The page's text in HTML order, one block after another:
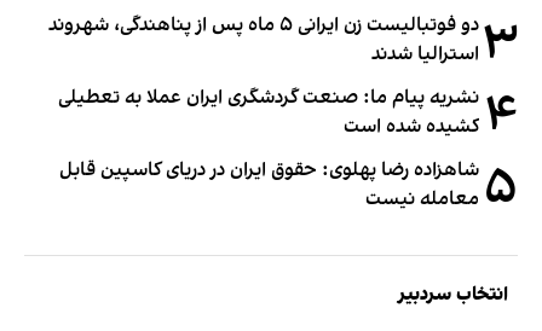
۳
دو فوتبالیست زن ایرانی ۵ ماه پس از پناهندگی، شهروند
استرالیا شدند
۴ نشریه پیام ما: صنعت گردشگری ایران عملا به تعطیلی
کشیده شده است
۵ شاهزاده رضا پهلوی: حقوق ایران در دریای کاسپین قابل
معامله نیست
انتخاب سردبیر